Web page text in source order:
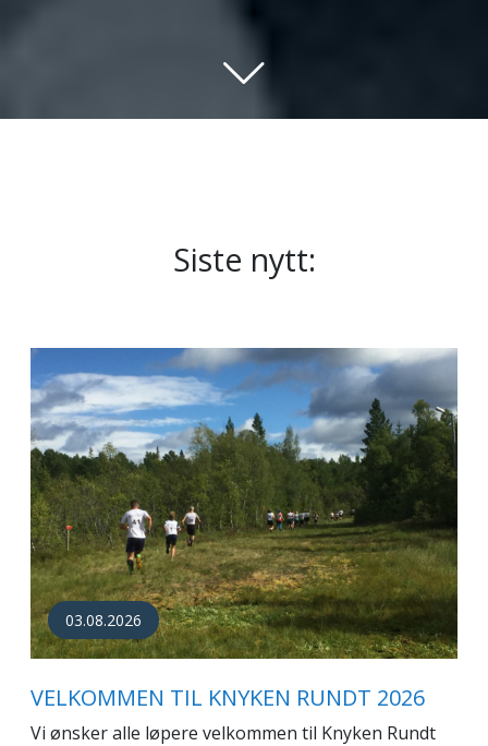
Siste nytt:
03.08.2026
VELKOMMEN TIL KNYKEN RUNDT 2026
Vi ønsker alle løpere velkommen til Knyken Rundt